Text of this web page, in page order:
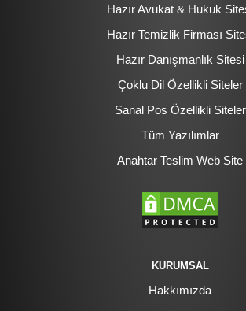
Hazır Avukat & Hukuk
Hazır Temizlik Firması
Hazır Danışmanlık Sitesi
Çoklu Dil Özellikli Siteler
Sanal Pos Özellikli Siteler
Tüm Yazılımlar
Anahtar Teslim Web Site
KURUMSAL
Hakkımızda